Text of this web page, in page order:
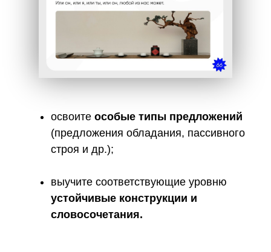
освоите особые типы предложений
(предложения обладания, пассивного
строя и др.);
выучите соответствующие уровню
устойчивые конструкции и
словосочетания.